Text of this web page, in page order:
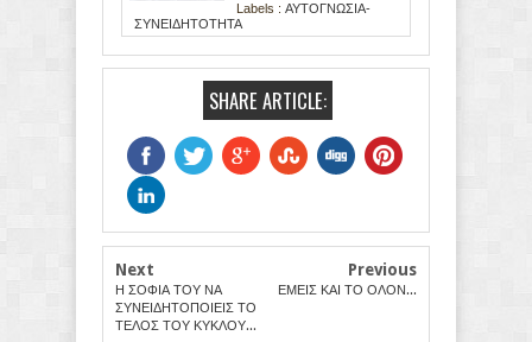
Labels : ΑΥΤΟΓΝΩΣΙΑ-
ΣΥΝΕΙΔΗΤΟΤΗΤΑ
SHARE ARTICLE:
Next
Η ΣΟΦΙΑ ΤΟΥ ΝΑ
ΣΥΝΕΙΔΗΤΟΠΟΙΕΙΣ ΤΟ
ΤΕΛΟΣ ΤΟΥ ΚΥΚΛΟΥ...
Previous
ΕΜΕΙΣ ΚΑΙ ΤΟ ΟΛΟΝ...